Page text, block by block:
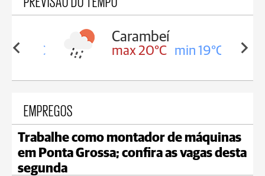
19°C
Carambeí
max 20°C min 19°C
EMPREGOS
Trabalhe como montador de máquinas
em Ponta Grossa; confira as vagas desta
segunda